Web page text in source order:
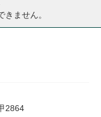
ません。
2864